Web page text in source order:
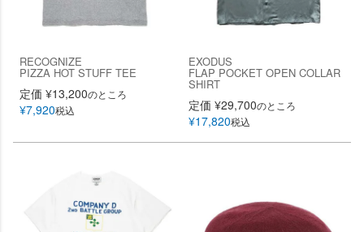
RECOGNIZE
PIZZA HOT STUFF TEE
定価 ¥13,200のところ
¥7,920税込
EXODUS
FLAP POCKET OPEN COLLAR
SHIRT
定価 ¥29,700のところ
¥17,820税込